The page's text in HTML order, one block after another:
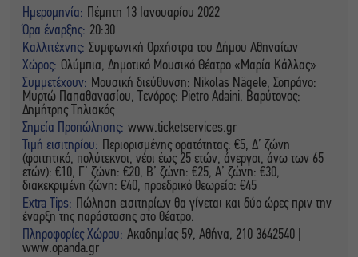
Ημερομηνία:
Πέμπτη 13 Ιανουαρίου 2022
Ώρα έναρξης: 20:30
Καλλιτέχνης: Συμφωνική Ορχήστρα του Δήμου Αθηναίων
Χώρος: Ολύμπια, Δημοτικό Μουσικό Θέατρο «Μαρία Κάλλας»
Συμμετέχουν: Μουσική διεύθυνση: Nikolas Nägele, Σοπράνο:
Μυρτώ Παπαθανασίου, Τενόρος: Pietro Adaini, Βαρύτονος:
Δημήτρης Τηλιακός
Σημεία Προπώλησης: www.ticketservices.gr
Τιμή εισιτηρίου:
Περιορισμένης ορατότητας: €5, Δ’ ζώνη
(φοιτητικό, πολύτεκνοι, νέοι έως 25 ετών, άνεργοι, άνω των 65
ετών): €10, Γ’ ζώνη: €20, Β’ ζώνη: €25, Α’ ζώνη: €30,
διακεκριμένη ζώνη: €40, προεδρικό θεωρείο: €45
Extra Tips:
Πώληση εισιτηρίων θα γίνεται και δύο ώρες πριν την
έναρξη της παράστασης στο θέατρο.
Πληροφορίες Χώρου: Ακαδημίας 59, Αθήνα, 210 3642540 |
www.opanda.gr